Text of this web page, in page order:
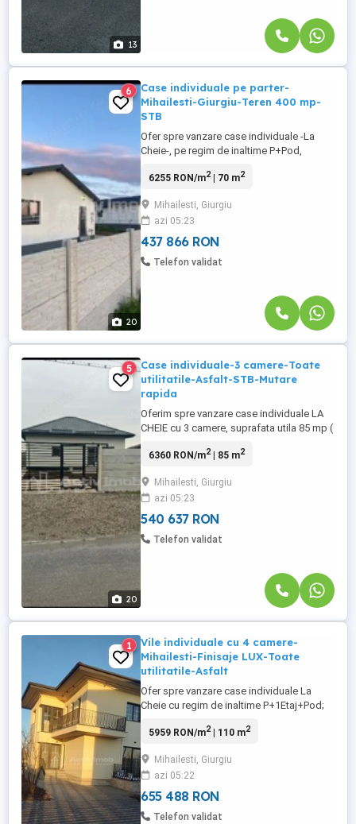
13
20
6
Case individuale pe parter-
Mihailesti-Giurgiu-Teren 400 mp-
STB
Ofer spre vanzare case individuale -La
Cheie-, pe regim de inaltime P+Pod,
strada asfaltata si iluminata, mijloc de
Carrfour Alexandriei ) si are capatul la
Piata 13 Septembrie! Casele se predau cu
toate finisajele ...
6255 RON/m2| 70 m2
Mihailesti, Giurgiu
azi 05:23
437 866 RON
Telefon validat
20
5
Case individuale-3 camere-Toate
utilitatile-Asfalt-STB-Mutare
rapida
Oferim spre vanzare case individuale LA
CHEIE cu 3 camere, suprafata utila 85 mp (
utilitatile orasului, strada asfaltata si
transport! Regim de inaltime: Parter+Pod
Mansardabil( placa de beton ).
Compartimentare: -PARTER: ...
6360 RON/m2| 85 m2
Mihailesti, Giurgiu
azi 05:23
540 637 RON
Telefon validat
1
Vile individuale cu 4 camere-
Mihailesti-Finisaje LUX-Toate
utilitatile-Asfalt
Ofer spre vanzare case individuale La
Cheie cu regim de inaltime P+1Etaj+Pod;
Mihailesti, judetul Giurgiu; Casele se fac
functie de gusturile clientului!!
Bransamente la toate utilitatile orasului;
Strada asfaltata si ...
5959 RON/m2| 110 m2
Mihailesti, Giurgiu
azi 05:22
655 488 RON
Telefon validat